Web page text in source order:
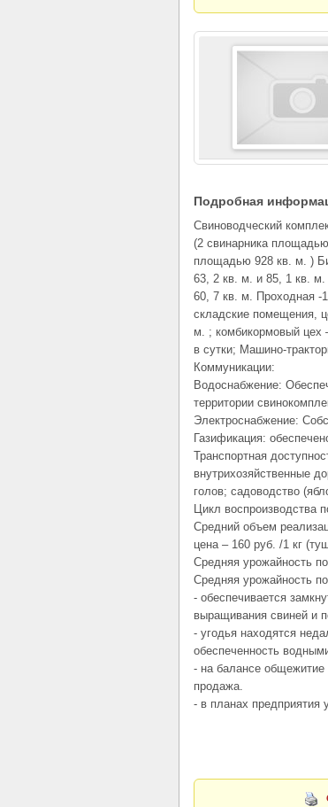
Подробная
Свиноводческий
(2 свинарника
площадью 928 кв. м. )
63, 2 кв. м. и 85, 1 кв.
60, 7 кв. м. Проходная -
складские помещения,
м. ; комбикормовый цех
в сутки; Машино-
Коммуникации:
Водоснабжение:
территории
Электроснабжение:
Газификация:
Транспортная
внутрихозяйственные
голов; садоводство
Цикл воспроизводства
Средний объем
цена – 160 руб. /1 кг
Средняя урожайность
Средняя урожайность
- обеспечивается
выращивания свиней и
- угодья находятся
обеспеченность
- на балансе общежитие
продажа.
- в планах предприятия